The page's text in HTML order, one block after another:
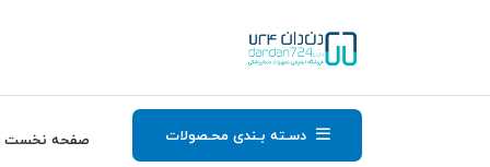
دسـته بـندی محـصولات صفحه نخست